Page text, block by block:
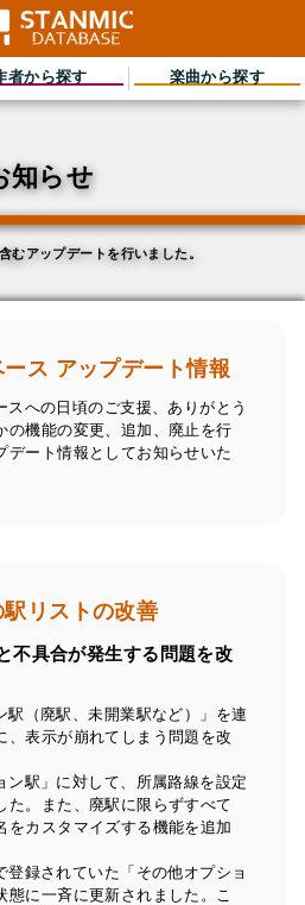
者から探す 楽曲から探す
知らせ
むアップデートを行いました。
ス アップデート情報
スへの日頃のご支援、ありがとう
の機能の変更、追加、廃止を行
デート情報としてお知らせいた
リストの改善
不具合が発生する問題を改
駅（廃駅、未開業駅など）」を連
、表示が崩れてしまう問題を改
ン駅」に対して、所属路線を設定
た。また、廃駅に限らずすべて
をカスタマイズする機能を追加
登録されていた「その他オプショ
態に一斉に更新されました。こ